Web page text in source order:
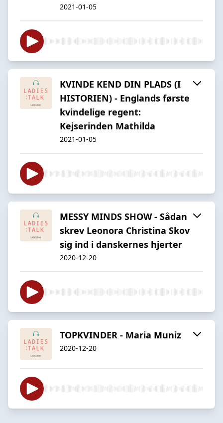
2021-01-05
KVINDE KEND DIN PLADS (I
HISTORIEN) - Englands første
kvindelige regent:
Kejserinden Mathilda
2021-01-05
MESSY MINDS SHOW - Sådan
skrev Leonora Christina Skov
sig ind i danskernes hjerter
2020-12-20
TOPKVINDER - Maria Muniz
2020-12-20